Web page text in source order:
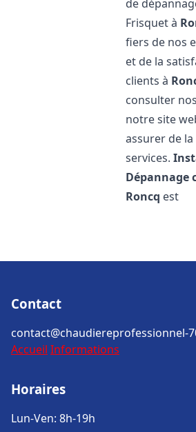
de
Frisquet à
fiers de nos
et de la
clients à
consulter
notre site
assurer de
services.
Dépannage
Roncq est
Contact
contact@chaudiereprofessionnel-
Accueil Informations
Horaires
Lun-Ven: 8h-19h